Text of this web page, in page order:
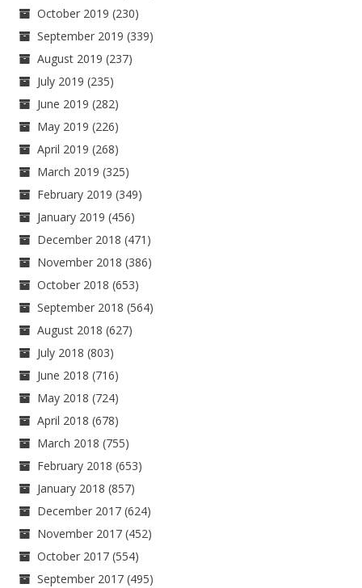
October 2019 (230)
September 2019 (339)
August 2019 (237)
July 2019 (235)
June 2019 (282)
May 2019 (226)
April 2019 (268)
March 2019 (325)
February 2019 (349)
January 2019 (456)
December 2018 (471)
November 2018 (386)
October 2018 (653)
September 2018 (564)
August 2018 (627)
July 2018 (803)
June 2018 (716)
May 2018 (724)
April 2018 (678)
March 2018 (755)
February 2018 (653)
January 2018 (857)
December 2017 (624)
November 2017 (452)
October 2017 (554)
September 2017 (495)